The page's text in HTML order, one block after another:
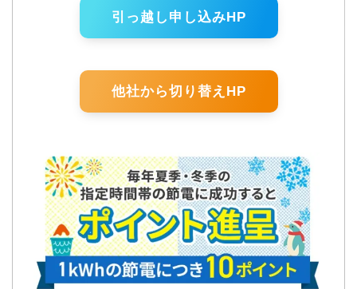
引っ越し申し込みHP
他社から切り替えHP